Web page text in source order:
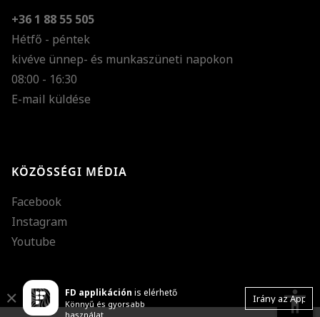
+36 1 88 55 505
Hétfő - péntek
kivéve ünnep- és munkaszüneti napokon
08:00 - 16:30
E-mail küldése
KÖZÖSSÉGI MÉDIA
Facebook
Instagram
Youtube
FD applikáción is elérhető
Könnyű és gyorsabb
használat
Irány az App
Close accessibility
Nagy kurzor